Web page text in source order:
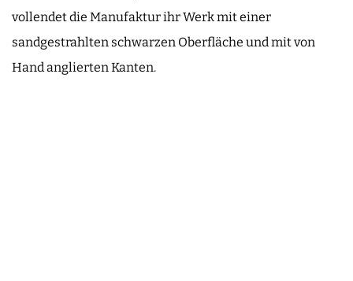
vollendet die Manufaktur ihr Werk mit einer
sandgestrahlten schwarzen Oberfläche und mit von
Hand anglierten Kanten.